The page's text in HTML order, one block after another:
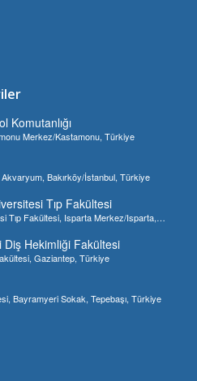
Komutanlığı
Merkez/Kastamonu, Türkiye
Bakırköy/İstanbul, Türkiye
Tıp Fakültesi
Tıp Fakültesi, Isparta Merkez/Isparta,
Hekimliği Fakültesi
Gaziantep, Türkiye
Bayramyeri Sokak, Tepebaşı, Türkiye